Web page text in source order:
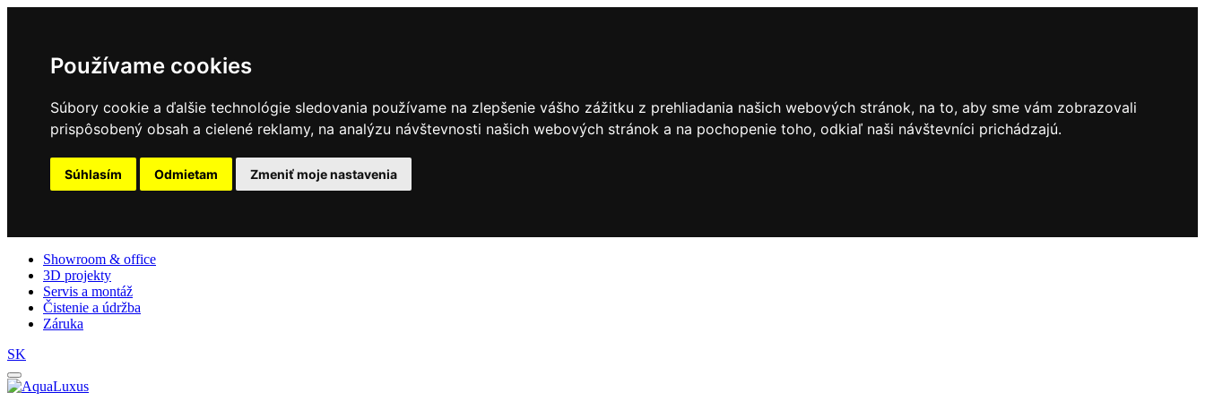
Používame cookies
Súbory cookie a ďalšie technológie sledovania používame na zlepšenie vášho zážitku z prehliadania našich webových stránok, na to, aby sme vám zobrazovali
prispôsobený obsah a cielené reklamy, na analýzu návštevnosti našich webových stránok a na pochopenie toho, odkiaľ naši návštevníci prichádzajú.
Súhlasím Odmietam Zmeniť moje nastavenia
Showroom & office
3D projekty
Servis a montáž
Čistenie a údržba
Záruka
SK